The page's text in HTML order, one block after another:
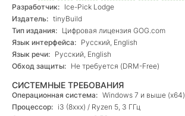
Разработчик: Ice-Pick Lodge
Издатель: tinyBuild
Тип издания: Цифровая лицензия GOG.com
Язык интерфейса: Русский, English
Язык речи: Русский, English
Обход защиты: Не требуется (DRM-Free)
СИСТЕМНЫЕ ТРЕБОВАНИЯ
Операционная система: Windows 7 и выше (х64)
Процессор: i3 (8xxx) / Ryzen 5, 3 ГГц